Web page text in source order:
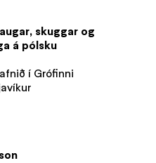
skuggar og
á pólsku
í Grófinni